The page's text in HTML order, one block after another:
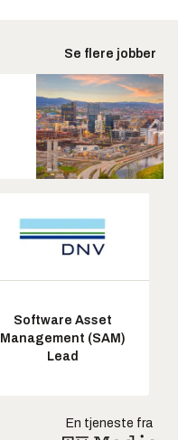
Se flere jobber
Software Asset
Management (SAM)
Lead
En tjeneste fra